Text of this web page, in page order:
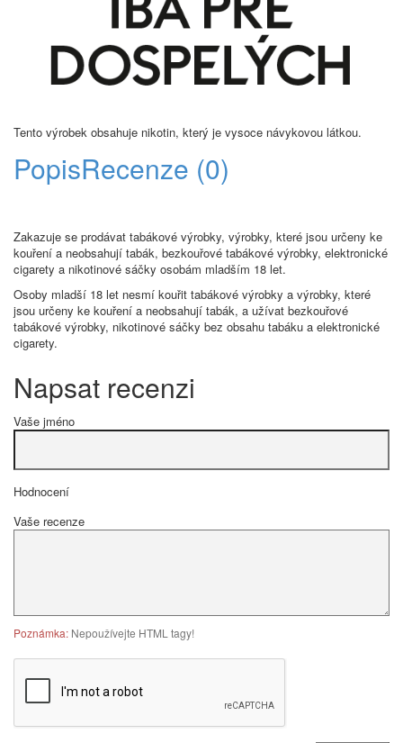
Tento výrobek obsahuje nikotin, který je vysoce návykovou látkou.
PopisRecenze (0)
Zakazuje se prodávat tabákové výrobky, výrobky, které jsou určeny ke
kouření a neobsahují tabák, bezkouřové tabákové výrobky, elektronické
cigarety a nikotinové sáčky osobám mladším 18 let.
Osoby mladší 18 let nesmí kouřit tabákové výrobky a výrobky, které
jsou určeny ke kouření a neobsahují tabák, a užívat bezkouřové
tabákové výrobky, nikotinové sáčky bez obsahu tabáku a elektronické
cigarety.
Napsat recenzi
Vaše jméno
Hodnocení
Vaše recenze
Poznámka: Nepoužívejte HTML tagy!